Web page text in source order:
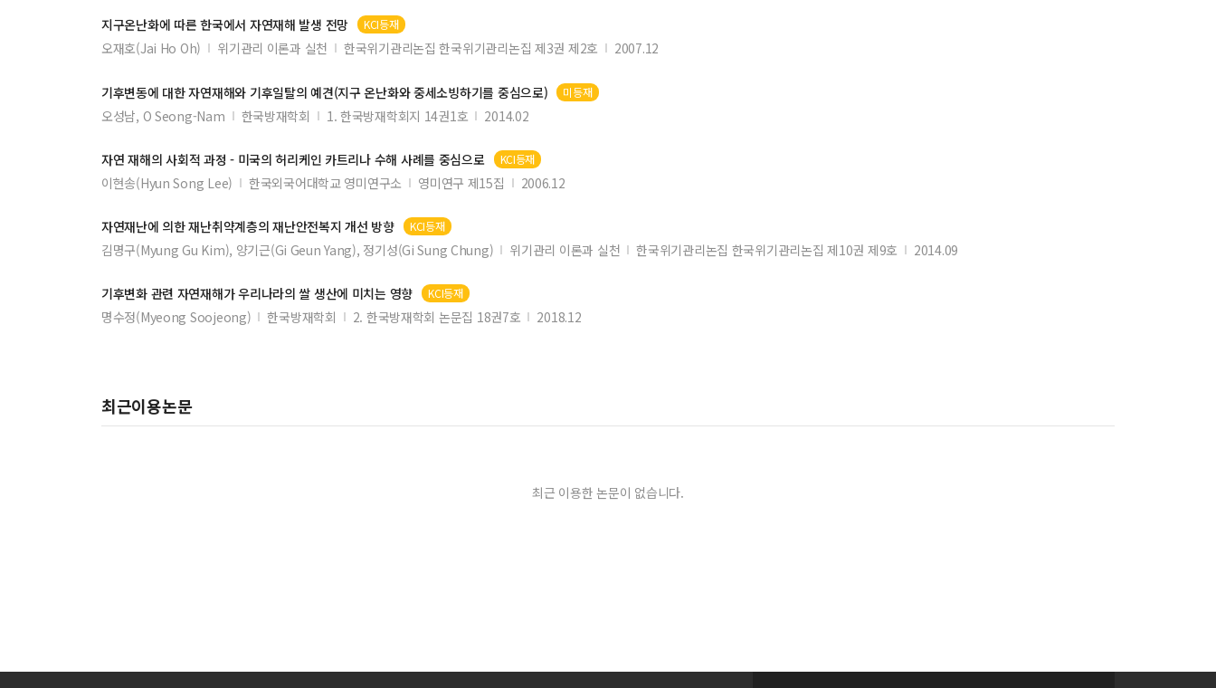
지구온난화에 따른 한국에서 자연재해 발생 전망 KCI등재
오재호(Jai Ho Oh) 위기관리 이론과 실천 한국위기관리논집 한국위기관리논집 제3권 제2호 2007.12
기후변동에 대한자연재해와 기후일탈의 예견(지구 온난화와 중세소빙하기를 중심으로) 미등재
오성남, O Seong-Nam 한국방재학회 1. 한국방재학회지 14권1호 2014.02
자연 재해의 사회적 과정 - 미국의 허리케인 카트리나 수해 사례를 중심으로 KCI등재
이현송(Hyun Song Lee) 한국외국어대학교 영미연구소 영미연구 제15집 2006.12
자연재난에 의한 재난취약계층의 재난안전복지 개선 방향 KCI등재
김명구(Myung Gu Kim), 양기근(Gi Geun Yang), 정기성(Gi Sung Chung) 위기관리 이론과 실천 한국위기관리논집 한국위기관리논집 제10권 제9호 2014.09
기후변화 관련 자연재해가 우리나라의 쌀 생산에 미치는 영향 KCI등재
명수정(Myeong Soojeong) 한국방재학회 2. 한국방재학회 논문집 18권7호 2018.12
최근이용논문
최근 이용한 논문이 없습니다.